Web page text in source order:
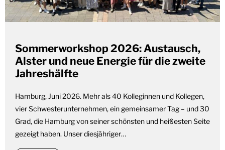
Sommerworkshop 2026: Austausch,
Alster und neue Energie für die zweite
Jahreshälfte
Hamburg, Juni 2026. Mehr als 40 Kolleginnen und Kollegen,
vier Schwesterunternehmen, ein gemeinsamer Tag – und 30
Grad, die Hamburg von seiner schönsten und heißesten Seite
gezeigt haben. Unser diesjähriger…